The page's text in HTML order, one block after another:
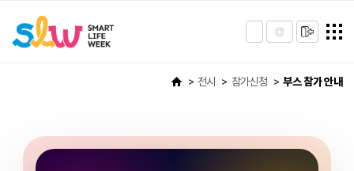
전시 참가신청 부스 참가 안내